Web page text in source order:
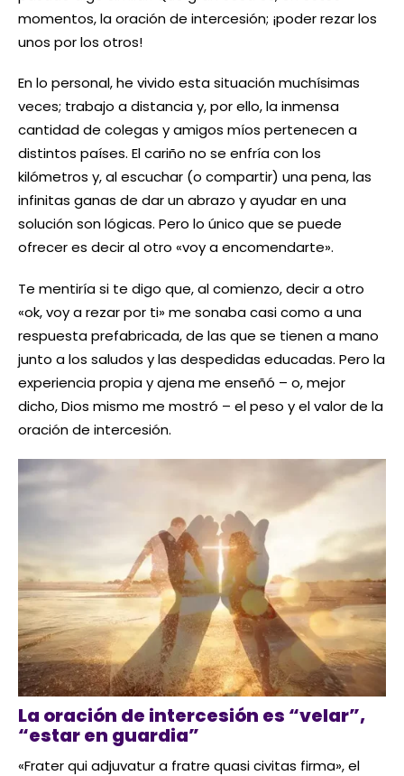
momentos, la oración de intercesión; ¡poder rezar los
unos por los otros!
En lo personal, he vivido esta situación muchísimas
veces; trabajo a distancia y, por ello, la inmensa
cantidad de colegas y amigos míos pertenecen a
distintos países. El cariño no se enfría con los
kilómetros y, al escuchar (o compartir) una pena, las
infinitas ganas de dar un abrazo y ayudar en una
solución son lógicas. Pero lo único que se puede
ofrecer es decir al otro «voy a encomendarte».
Te mentiría si te digo que, al comienzo, decir a otro
«ok, voy a rezar por ti» me sonaba casi como a una
respuesta prefabricada, de las que se tienen a mano
junto a los saludos y las despedidas educadas. Pero la
experiencia propia y ajena me enseñó – o, mejor
dicho, Dios mismo me mostró – el peso y el valor de la
oración de intercesión.
La oración de intercesión es “velar”,
“estar en guardia”
«Frater qui adjuvatur a fratre quasi civitas firma», el